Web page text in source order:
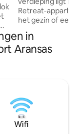
is
Retreat-
het gezin of een
Gemakkelijk
golfkarretje naar
het strand. Eigen unit met 2
pickleball en
privépatio met
perfect om naar
in
Aransas
Wifi